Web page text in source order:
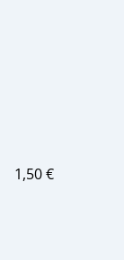
1,50 €